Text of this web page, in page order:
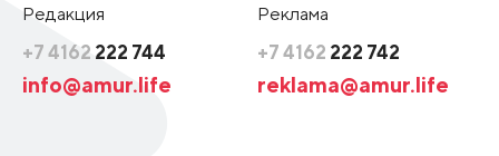
Редакция
+7 4162 222 744
info@amur.life
Реклама
+7 4162 222 742
reklama@amur.life